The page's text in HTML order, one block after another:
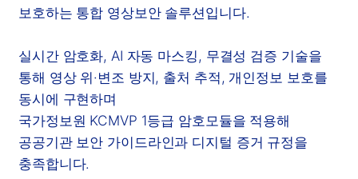
보호하는 통합 영상보안 솔루션입니다.
실시간 암호화, AI 자동 마스킹, 무결성 검증 기술을
통해 영상 위·변조 방지, 출처 추적, 개인정보 보호를
동시에 구현하며
국가정보원 KCMVP 1등급 암호모듈을 적용해
공공기관 보안 가이드라인과 디지털 증거 규정을
충족합니다.